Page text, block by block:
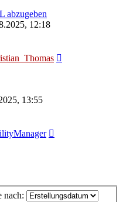
abzugeben
12:18
13:55
nach: